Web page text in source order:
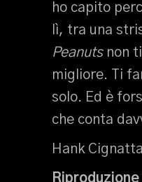
ho capito
lì, tra una
Peanutsnon
migliore. Ti
solo. Ed è
che conta
Hank Cignatta